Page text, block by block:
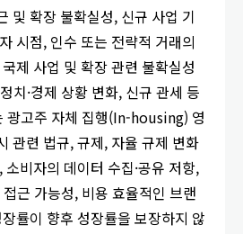
및 확장 불확실성, 신규 사업 기
시점, 인수 또는 전략적 거래의
제 사업 및 확장 관련 불확실성
치·경제 상황 변화, 신규 관세 등
광고주 자체 집행(In-housing) 영
관련 법규, 규제, 자율 규제 변화
비자의 데이터 수집·공유 저항,
근 가능성, 비용 효율적인 브랜
률이 향후 성장률을 보장하지 않